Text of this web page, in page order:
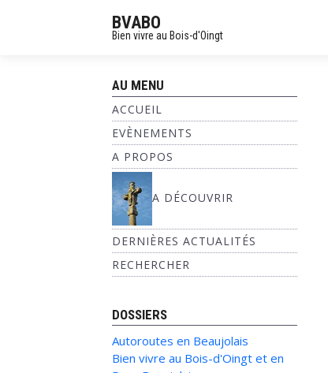
BVABO
Bien vivre au Bois-d'Oingt
AU MENU
ACCUEIL
EVÈNEMENTS
A PROPOS
A DÉCOUVRIR
DERNIÈRES ACTUALITÉS
RECHERCHER
DOSSIERS
Autoroutes en Beaujolais
Bien vivre au Bois-d'Oingt et en